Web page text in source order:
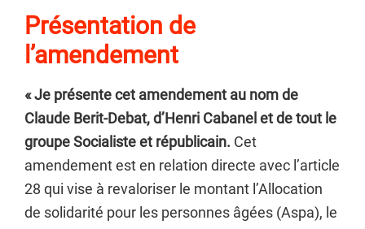
Présentation de
l’amendement
« Je présente cet amendement au nom de
Claude Berit-Debat, d’Henri Cabanel et de tout le
groupe Socialiste et républicain. Cet
amendement est en relation directe avec l’article
28 qui vise à revaloriser le montant l’Allocation
de solidarité pour les personnes âgées (Aspa), le